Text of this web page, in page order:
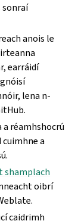
sonraí
anois le
earráidí
lena n-
réamhshocrú
a
shamplach
oibrí
caidrimh